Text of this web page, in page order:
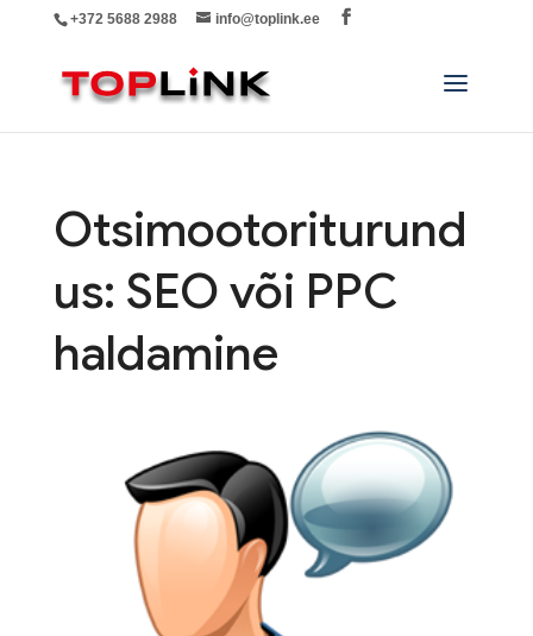
+372 5688 2988 info@toplink.ee
Otsimootoriturund
us: SEO või PPC
haldamine